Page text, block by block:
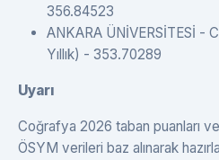
356.84523
ANKARA ÜNİVERSİTESİ -
Yıllık) - 353.70289
Uyarı
Coğrafya 2026 taban puanları
ÖSYM verileri baz alınarak